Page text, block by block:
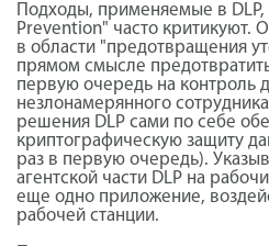
Подходы, применяемые в
Prevention" часто критикуют.
в области "предотвращения
прямом смысле
первую очередь на контроль
незлонамерянного
решения DLP сами по себе
криптографическую защиту
раз в первую очередь).
агентской части DLP на
еще одно приложение,
рабочей станции.